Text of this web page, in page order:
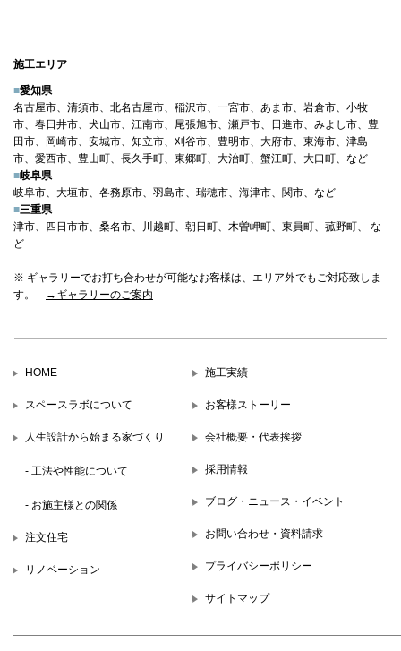
施工エリア
■愛知県
名古屋市、清須市、北名古屋市、稲沢市、一宮市、あま市、岩倉市、小牧
市、春日井市、犬山市、江南市、尾張旭市、瀬戸市、日進市、みよし市、豊
田市、岡崎市、安城市、知立市、刈谷市、豊明市、大府市、東海市、津島
市、愛西市、豊山町、長久手町、東郷町、大治町、蟹江町、大口町、など
■岐阜県
岐阜市、大垣市、各務原市、羽島市、瑞穂市、海津市、関市、など
■三重県
津市、四日市市、桑名市、川越町、朝日町、木曽岬町、東員町、菰野町、 な
ど
※ ギャラリーでお打ち合わせが可能なお客様は、エリア外でもご対応致しま
す。
→ギャラリーのご案内
HOME
スペースラボについて
人生設計から始まる家づくり
- 工法や性能について
- お施主様との関係
注文住宅
リノベーション
施工実績
お客様ストーリー
会社概要・代表挨拶
採用情報
ブログ・ニュース・イベント
お問い合わせ・資料請求
プライバシーポリシー
サイトマップ